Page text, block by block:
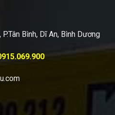
Bình, Dĩ An, Bình Dương